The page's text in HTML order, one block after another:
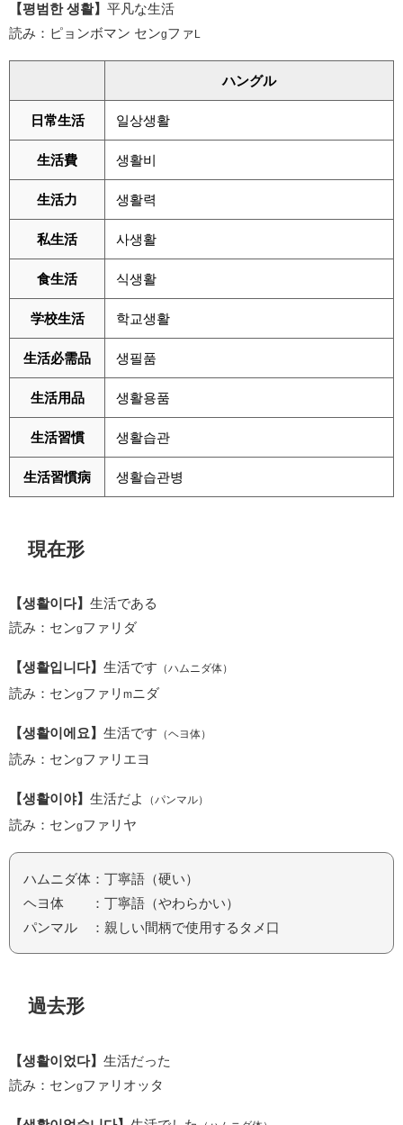
【평범한 생활】 平凡な生活
読み：ピョンボマン センgファ
ハングル
日常生活 일상생활
生活費 생활비
生活力 생활력
私生活 사생활
食生活 식생활
学校生活 학교생활
生活必需品 생필품
生活用品 생활용품
生活習慣 생활습관
生活習慣病 생활습관병
現在形
【생활이다】 生活である
読み：センgファリダ
【생활입니다】 生活です （ハムニダ体）
読み：センgファリ mニダ
【생활이에요】 生活です （ヘヨ体）
読み：センgファリエヨ
【생활이야】 生活だよ （パンマル）
読み：センgファリヤ
ハムニダ体：丁寧語（硬い）
ヘヨ体 ：丁寧語（やわらかい）
パンマル ：親しい間柄で使用するタメ口
過去形
【생활이었다】 生活だった
読み：センgファリオッタ